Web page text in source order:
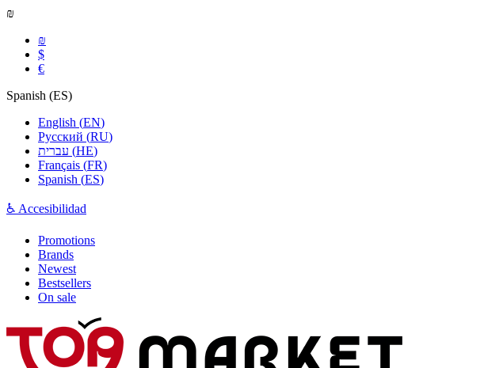
₪
₪
$
€
Spanish (ES)
English (EN)
Русский (RU)
(HE)
Français (FR)
Spanish (ES)
♿ Accesibilidad
Promotions
Brands
Newest
Bestsellers
On sale